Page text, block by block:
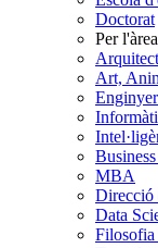
Doctorat
Per
Art,
MBA
Direcció
Data
Filosofia